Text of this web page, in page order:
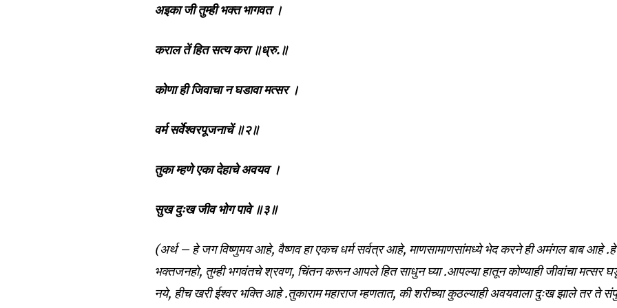
अइका जी तुम्ही भक्त भागवत ।
कराल तें हित सत्य करा ॥ध्रु.॥
कोणा ही जिवाचा न घडावा मत्सर ।
वर्म सर्वेश्वरपूजनाचें ॥२॥
तुका म्हणे एका देहाचे अवयव ।
सुख दुःख जीव भोग पावे ॥३॥
(अर्थ – हे जग विष्णुमय आहे, वैष्णव हा एकच धर्म सर्वत्र आहे, माणसामाणसांमध्ये भेद करने ही अमंगल बाब आहे .हे
भक्तजनहो, तुम्ही भगवंतचे श्रवण, चिंतन करून आपले हित साधुन घ्या .आपल्या हातून कोण्याही जीवांचा मत्सर
नये, हीच खरी ईश्वर भक्ति आहे .तुकाराम महाराज म्हणतात, की शरीच्या कुठल्याही अवयवाला दुःख झाले तर ते